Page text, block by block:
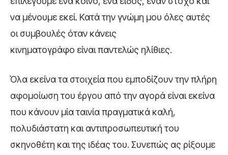
να μένουμε εκεί. Κατά την γνώμη μου όλες αυτές
οι συμβουλές όταν κάνεις
κινηματογράφο είναι παντελώς ηλίθιες.
Όλα εκείνα τα στοιχεία που εμποδίζουν την πλήρη
αφομοίωση του έργου από την αγορά είναι εκείνα
που κάνουν μία ταινία πραγματικά καλή,
πολυδιάστατη και αντιπροσωπευτική του
σκηνοθέτη και της ιδέας του. Συνεπώς ας ρίξουμε